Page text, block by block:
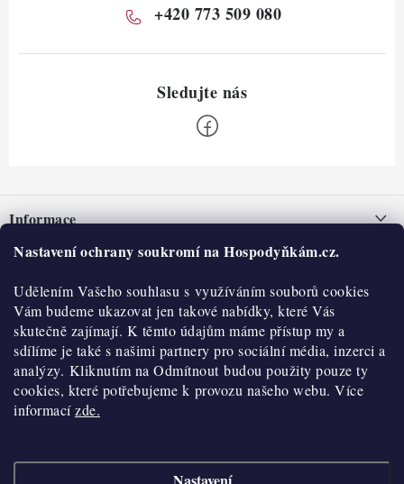
Nastavení ochrany soukromí na Hospodyňkám.cz.
Udělením Vašeho souhlasu s využíváním souborů cookies
Vám budeme ukazovat jen takové nabídky, které Vás
skutečně zajímají. K těmto údajům máme přístup my a
sdílíme je také s našimi partnery pro sociální média, inzerci a
analýzy. Kliknutím na Odmítnout budou použity pouze ty
cookies, které potřebujeme k provozu našeho webu. Více
informacízde.
+420 773 509 080
pInformace
Nepřevzetí zásilky na dobírku
Obchodní podmínky
Hodnocení obchodu
Blog
Moje objednávka
O nás
Historie
Kontakty
O nákupu
Reklamace a vratky
Výdejní místa